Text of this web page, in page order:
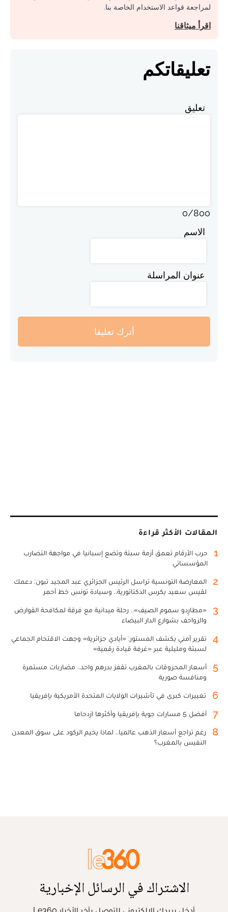
لمراجعة قواعد الاستخدام الخاصة بنا.
اقرأ ميثاقنا
تعليقاتكم
تعليق
0/800
الاسم
عنوان المراسلة
أترك تعليقا
المقالات الأكثر قراءة
1
حرب الأرقام تعمق أزمة سبتة وتضع إسبانيا في مواجهة التضارب
المؤسساتي
2
المعارضة التونسية تراسل الرئيس الجزائري عبد المجيد تبون: دعمك
لقيس سعيد يكرس الدكتاتورية.. وسيادة تونس خط أحمر
3
«مطارِدو سموم الصيف».. رحلة ميدانية مع فرقة لمكافحة القوارض
والزواحف بشوارع الدار البيضاء
4
تقرير أمني يكشف المستور: «أيادي جزائرية» وجهت الاقتحام الجماعي
لسبتة ومليلية عبر «غرفة قيادة رقمية»
5
أسعار المحروقات بالمغرب تقفز بدرهم واحد.. مضاربات مستمرة
ومنافسة صورية
6 تغييرات كبرى في تأشيرات الولايات المتحدة الأمريكية بإفريقيا
7 أفضل 5 مسارات جوية بإفريقيا وأكثرها ازدحاما
8
رغم تراجع أسعار الذهب عالميا.. لماذا يخيم الركود على سوق المعدن
النفيس بالمغرب؟
الاشتراك في الرسائل الإخبارية